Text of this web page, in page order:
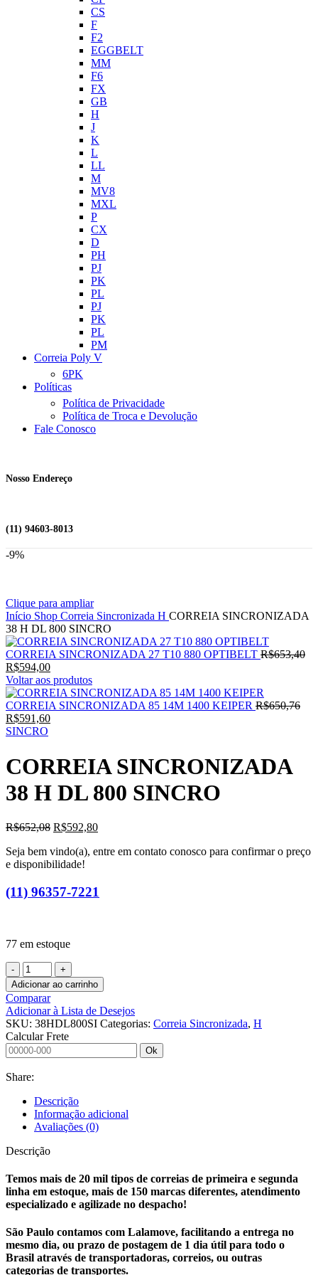
CS
F
F2
EGGBELT
MM
F6
FX
GB
H
J
K
L
LL
M
MV8
MXL
P
CX
D
PH
PJ
PK
PL
PJ
PK
PL
PM
Correia Poly V
6PK
Políticas
Política de Privacidade
Política de Troca e Devolução
Fale Conosco
Nosso Endereço
(11) 94603-8013
-9%
Clique para ampliar
Início Shop Correia Sincronizada H CORREIA SINCRONIZADA
38 H DL 800 SINCRO
CORREIA SINCRONIZADA 27 T10 880 OPTIBELT R$653,40O
R$594,00O
preço
atual
é:
R$594,00.
Voltar aos produtos
CORREIA SINCRONIZADA 85 14M 1400 KEIPER R$650,76O
R$591,60O
é:
R$591,60.
SINCRO
CORREIA SINCRONIZADA
38 H DL 800 SINCRO
R$652,08 O
original
era:
R$592,80O
atual
Seja bem vindo(a), entre em contato conosco para confirmar o preço
e disponibilidade!
(11) 96357-7221
77 em estoque
CORREIA
SINCRONIZADA
38
H
DL
800
SINCRO
quantidade
Adicionar ao carrinho
Comparar
Adicionar à Lista de Desejos
SKU: 38HDL800SI Categorias: Correia Sincronizada, H
Calcular Frete
Ok
Share:
Descrição
Informação adicional
Avaliações (0)
Descrição
Temos mais de 20 mil tipos de correias de primeira e segunda
linha em estoque, mais de 150 marcas diferentes, atendimento
especializado e agilizade no despacho!
São Paulo contamos com Lalamove, facilitando a entrega no
mesmo dia, ou prazo de postagem de 1 dia útil para todo o
Brasil através de transportadoras, correios, ou outras
categorias de transportes.